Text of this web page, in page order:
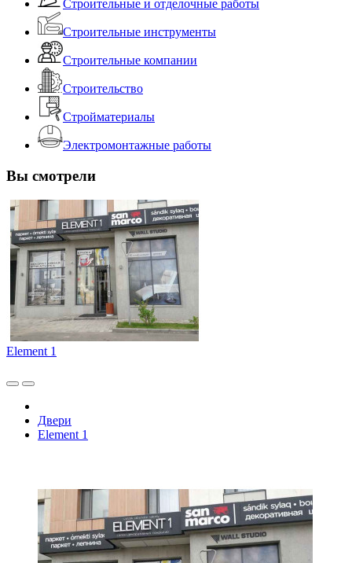
Строительные и отделочные работы
Строительные инструменты
Строительные компании
Строительство
Стройматериалы
Электромонтажные работы
Вы смотрели
Element 1
Двери
Element 1